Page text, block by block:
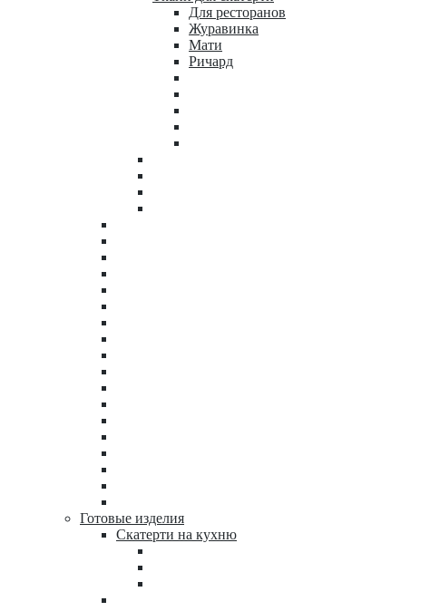
Для ресторанов
Журавинка
Мати
Ричард
Готовые изделия
Скатерти на кухню